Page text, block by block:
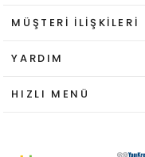
MÜŞTERI İLIŞKILERI
YARDIM
HIZLI MENÜ